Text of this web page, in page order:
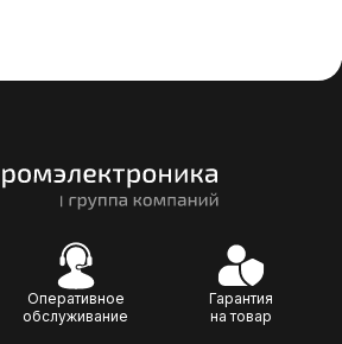
Оперативное
обслуживание
Гарантия
на товар